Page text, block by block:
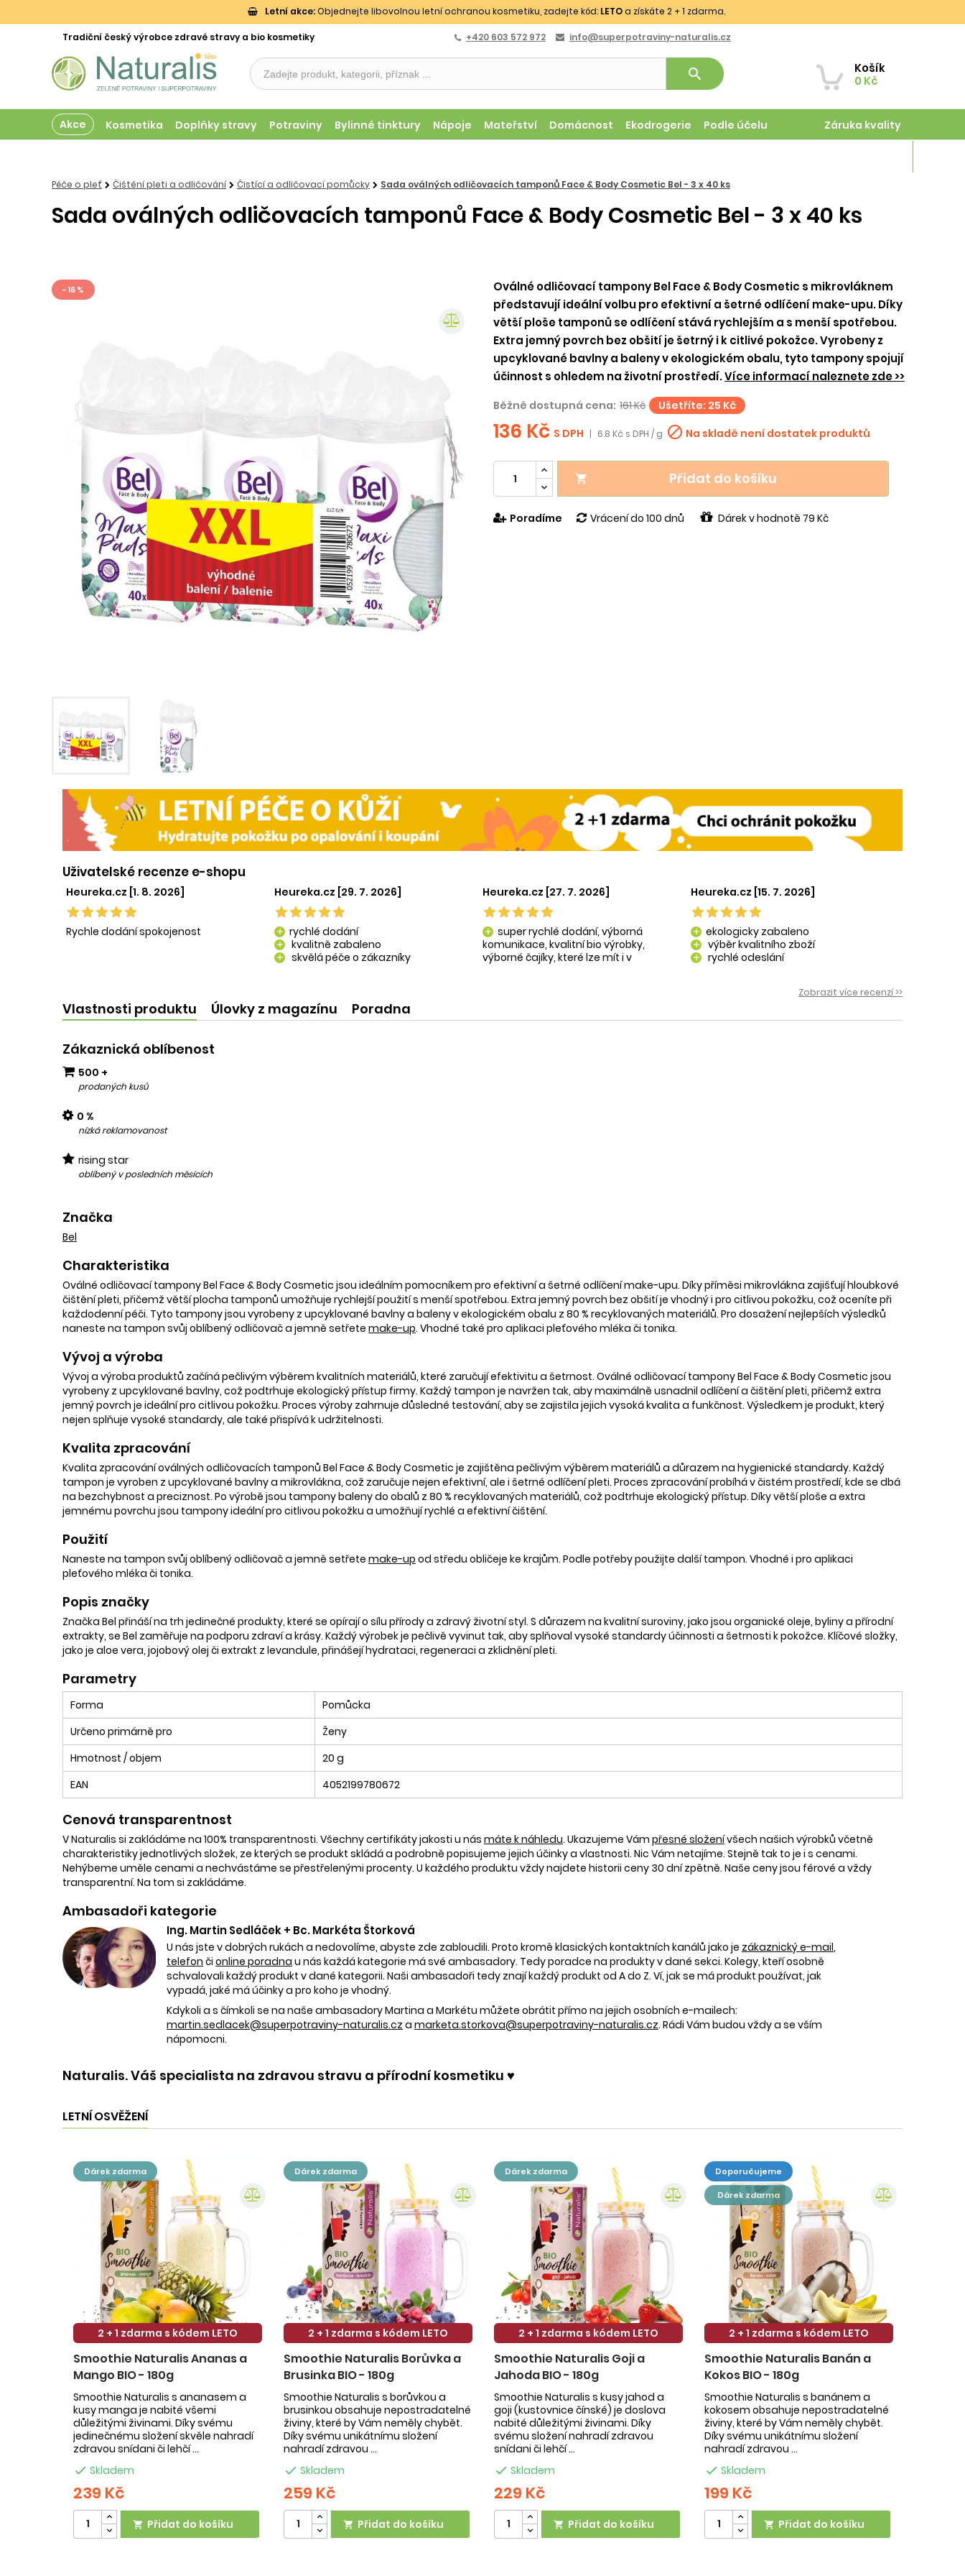
Letní akce:Objednejte libovolnou letní ochranou kosmetiku, zadejte kód: LETOa získáte 2 + 1 zdarma.
Tradiční český výrobce zdravé stravy a bio kosmetiky +420 603 572 972 info@superpotraviny-naturalis.cz
Košík
0 Kč
search
Akce Kosmetika Doplňky stravy Potraviny Bylinné tinktury Nápoje Mateřství Domácnost Ekodrogerie Podle účelu Záruka kvality
Péče o pleť Čištění pleti a odličování Čistící a odličovací pomůcky Sada oválných odličovacích tamponů Face & Body Cosmetic Bel - 3 x 40 ks
Sada oválných odličovacích tamponů Face & Body Cosmetic Bel - 3 x 40 ks
- 16 %
Oválné odličovací tampony Bel Face & Body Cosmetic s mikrovláknem
představují ideální volbu pro efektivní a šetrné odlíčení make-upu. Díky
větší ploše tamponů se odlíčení stává rychlejším a s menší spotřebou.
Extra jemný povrch bez obšití je šetrný i k citlivé pokožce. Vyrobeny z
upcyklované bavlny a baleny v ekologickém obalu, tyto tampony spojují
účinnost s ohledem na životní prostředí.Více informací naleznete zde >>
Běžně dostupná cena: 161 Kč Ušetříte: 25 Kč
136 Kč S DPH | 6.8 Kč s DPH / g  Na skladě není dostatek produktů
 Přidat do košíku
Poradíme Vrácení do 100 dnů Dárek v hodnotě 79 Kč
Uživatelské recenze e-shopu
Heureka.cz [1. 8. 2026]
Rychle dodání spokojenost
Heureka.cz [29. 7. 2026]
add rychlé dodání
add kvalitně zabaleno
add skvělá péče o zákazníky
Heureka.cz [27. 7. 2026]
add super rychlé dodání, výborná
komunikace, kvalitní bio výrobky,
výborné čajíky, které lze mít i v
Heureka.cz [15. 7. 2026]
add ekologicky zabaleno
add výběr kvalitního zboží
add rychlé odeslání
Zobrazit více recenzí >>
Vlastnosti produktu Úlovky z magazínu Poradna
Zákaznická oblíbenost
500 +
prodaných kusů
0 %
nízká reklamovanost
rising star
oblíbený v posledních měsících
Značka
Bel
Charakteristika
Oválné odličovací tampony Bel Face & Body Cosmetic jsou ideálním pomocníkem pro efektivní a šetrné odlíčení make-upu. Díky příměsi mikrovlákna zajišťují hloubkové
čištění pleti, přičemž větší plocha tamponů umožňuje rychlejší použití s menší spotřebou. Extra jemný povrch bez obšití je vhodný i pro citlivou pokožku, což oceníte při
každodenní péči. Tyto tampony jsou vyrobeny z upcyklované bavlny a baleny v ekologickém obalu z 80 % recyklovaných materiálů. Pro dosažení nejlepších výsledků
naneste na tampon svůj oblíbený odličovač a jemně setřete make-up. Vhodné také pro aplikaci pleťového mléka či tonika.
Vývoj a výroba
Vývoj a výroba produktů začíná pečlivým výběrem kvalitních materiálů, které zaručují efektivitu a šetrnost. Oválné odličovací tampony Bel Face & Body Cosmetic jsou
vyrobeny z upcyklované bavlny, což podtrhuje ekologický přístup firmy. Každý tampon je navržen tak, aby maximálně usnadnil odlíčení a čištění pleti, přičemž extra
jemný povrch je ideální pro citlivou pokožku. Proces výroby zahrnuje důsledné testování, aby se zajistila jejich vysoká kvalita a funkčnost. Výsledkem je produkt, který
nejen splňuje vysoké standardy, ale také přispívá k udržitelnosti.
Kvalita zpracování
Kvalita zpracování oválných odličovacích tamponů Bel Face & Body Cosmetic je zajištěna pečlivým výběrem materiálů a důrazem na hygienické standardy. Každý
tampon je vyroben z upcyklované bavlny a mikrovlákna, což zaručuje nejen efektivní, ale i šetrné odlíčení pleti. Proces zpracování probíhá v čistém prostředí, kde se dbá
na bezchybnost a preciznost. Po výrobě jsou tampony baleny do obalů z 80 % recyklovaných materiálů, což podtrhuje ekologický přístup. Díky větší ploše a extra
jemnému povrchu jsou tampony ideální pro citlivou pokožku a umožňují rychlé a efektivní čištění.
Použití
Naneste na tampon svůj oblíbený odličovač a jemně setřete make-up od středu obličeje ke krajům. Podle potřeby použijte další tampon. Vhodné i pro aplikaci
pleťového mléka či tonika.
Popis značky
Značka Bel přináší na trh jedinečné produkty, které se opírají o sílu přírody a zdravý životní styl. S důrazem na kvalitní suroviny, jako jsou organické oleje, byliny a přírodní
extrakty, se Bel zaměřuje na podporu zdraví a krásy. Každý výrobek je pečlivě vyvinut tak, aby splňoval vysoké standardy účinnosti a šetrnosti k pokožce. Klíčové složky,
jako je aloe vera, jojobový olej či extrakt z levandule, přinášejí hydrataci, regeneraci a zklidnění pleti.
Parametry
Forma
Pomůcka
Určeno primárně pro
Ženy
Hmotnost / objem
20 g
EAN
4052199780672
Cenová transparentnost
V Naturalis si zakládáme na 100% transparentnosti. Všechny certifikáty jakosti u nás máte k náhledu. Ukazujeme Vám přesné složenívšech našich výrobků včetně
charakteristiky jednotlivých složek, ze kterých se produkt skládá a podrobně popisujeme jejich účinky a vlastnosti. Nic Vám netajíme. Stejně tak to je i s cenami.
Nehýbeme uměle cenami a nechvástáme se přestřelenými procenty. U každého produktu vždy najdete historii ceny 30 dní zpětně. Naše ceny jsou férové a vždy
transparentní. Na tom si zakládáme.
Ambasadoři kategorie
Ing. Martin Sedláček + Bc. Markéta Štorková
U nás jste v dobrých rukách a nedovolíme, abyste zde zabloudili. Proto kromě klasických kontaktních kanálů jako je zákaznický e-mail,
telefon či online poradna u nás každá kategorie má své ambasadory. Tedy poradce na produkty v dané sekci. Kolegy, kteří osobně
schvalovali každý produkt v dané kategorii. Naši ambasadoři tedy znají každý produkt od A do Z. Ví, jak se má produkt používat, jak
vypadá, jaké má účinky a pro koho je vhodný.
Kdykoli a s čímkoli se na naše ambasadory Martina a Markétu můžete obrátit přímo na jejich osobních e-mailech:
martin.sedlacek@superpotraviny-naturalis.cz a marketa.storkova@superpotraviny-naturalis.cz. Rádi Vám budou vždy a se vším
nápomocni.
Naturalis. Váš specialista na zdravou stravu a přírodní kosmetiku ♥️
LETNÍ OSVĚŽENÍ
dárek zdarma
2 + 1 zdarma s kódem LETO
Smoothie Naturalis Ananas a
Mango BIO - 180g
Smoothie Naturalis s ananasem a
kusy manga je nabité všemi
důležitými živinami. Díky svému
jedinečnému složení skvěle nahradí
zdravou snídani či lehčí ...
 Skladem
239 Kč
 Přidat do košíku
dárek zdarma
2 + 1 zdarma s kódem LETO
Smoothie Naturalis Borůvka a
Brusinka BIO - 180g
Smoothie Naturalis s borůvkou a
brusinkou obsahuje nepostradatelné
živiny, které by Vám neměly chybět.
Díky svému unikátnímu složení
nahradí zdravou ...
 Skladem
259 Kč
 Přidat do košíku
dárek zdarma
2 + 1 zdarma s kódem LETO
Smoothie Naturalis Goji a
Jahoda BIO - 180g
Smoothie Naturalis s kusy jahod a
goji (kustovnice čínské) je doslova
nabité důležitými živinami. Díky
svému složení nahradí zdravou
snídani či lehčí ...
 Skladem
229 Kč
 Přidat do košíku
doporučujeme
dárek zdarma
2 + 1 zdarma s kódem LETO
Smoothie Naturalis Banán a
Kokos BIO - 180g
Smoothie Naturalis s banánem a
kokosem obsahuje nepostradatelné
živiny, které by Vám neměly chybět.
Díky svému unikátnímu složení
nahradí zdravou ...
 Skladem
199 Kč
 Přidat do košíku